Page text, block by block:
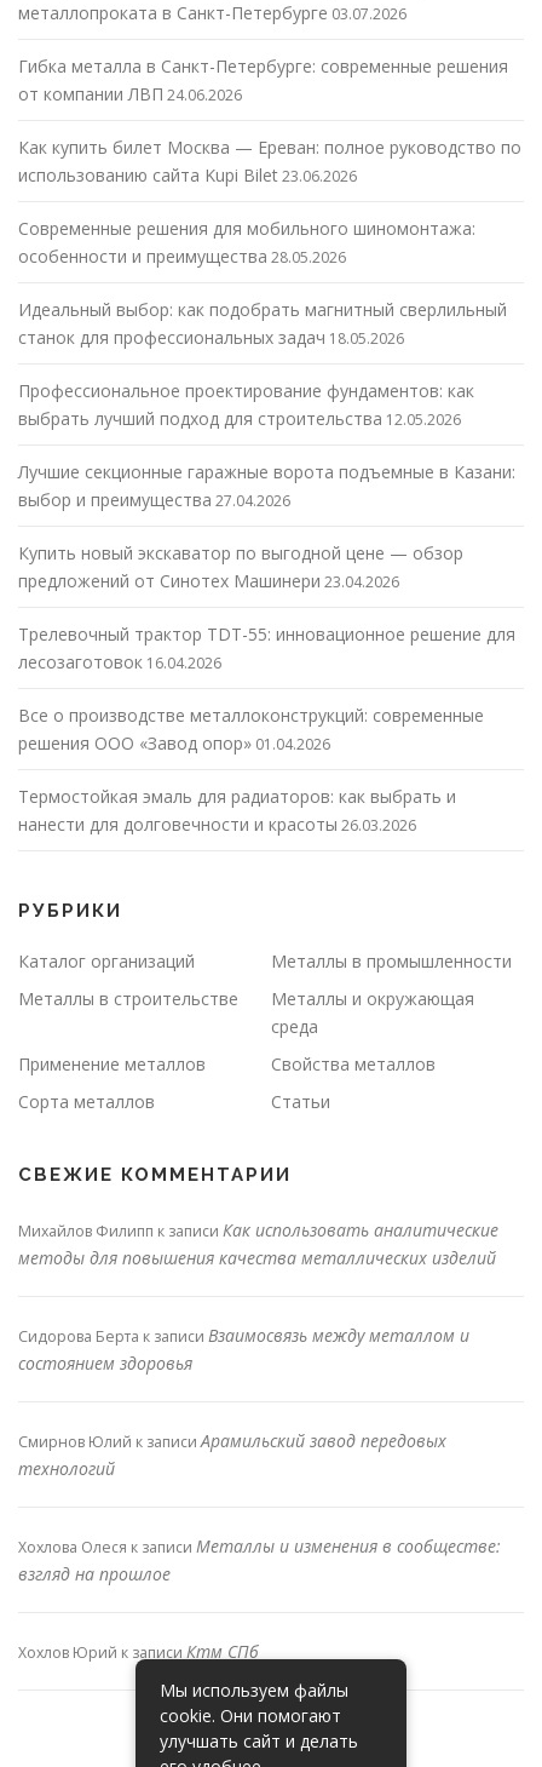
металлопроката в Санкт-Петербурге 03.07.2026
Гибка металла в Санкт-Петербурге: современные решения
от компании ЛВП 24.06.2026
Как купить билет Москва — Ереван: полное руководство по
использованию сайта Kupi Bilet23.06.2026
Современные решения для мобильного шиномонтажа:
особенности и преимущества 28.05.2026
Идеальный выбор: как подобрать магнитный сверлильный
станок для профессиональных задач 18.05.2026
Профессиональное проектирование фундаментов: как
выбрать лучший подход для строительства 12.05.2026
Лучшие секционные гаражные ворота подъемные в Казани:
выбор и преимущества 27.04.2026
Купить новый экскаватор по выгодной цене — обзор
предложений от Синотех Машинери 23.04.2026
Трелевочный трактор TDT-55: инновационное решение для
лесозаготовок 16.04.2026
Все о производстве металлоконструкций: современные
решения ООО «Завод опор» 01.04.2026
Термостойкая эмаль для радиаторов: как выбрать и
нанести для долговечности и красоты 26.03.2026
РУБРИКИ
Каталог организаций
Металлы в промышленности
Металлы в строительстве
Металлы и окружающая
среда
Применение металлов
Свойства металлов
Сорта металлов
Статьи
СВЕЖИЕ КОММЕНТАРИИ
Михайлов Филипп к записи Как использовать аналитические
методы для повышения качества металлических изделий
Сидорова Берта к записи Взаимосвязь между металлом и
состоянием здоровья
Смирнов Юлий к записиАрамильский завод передовых
технологий
Хохлова Олеся к записи Металлы и изменения в сообществе:
взгляд на прошлое
Хохлов Юрий к записи Ктм СПб
Мы используем файлы
cookie. Они помогают
улучшать сайт и делать